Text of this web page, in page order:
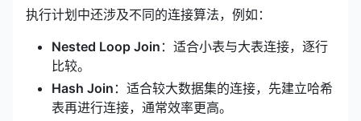
执行计划中还涉及不同的连接算法，例如：
Nested Loop Join ：适合小表与大表连接，逐行
比较。
Hash Join ：适合较大数据集的连接，先建立哈希
表再进行连接，通常效率更高。